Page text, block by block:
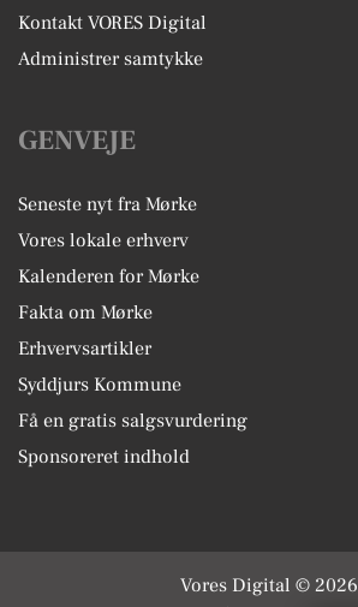
Kontakt VORES Digital
Administrer samtykke
GENVEJE
Seneste nyt fra Mørke
Vores lokale erhverv
Kalenderen for Mørke
Fakta om Mørke
Erhvervsartikler
Syddjurs Kommune
Få en gratis salgsvurdering
Sponsoreret indhold
Vores Digital © 2026